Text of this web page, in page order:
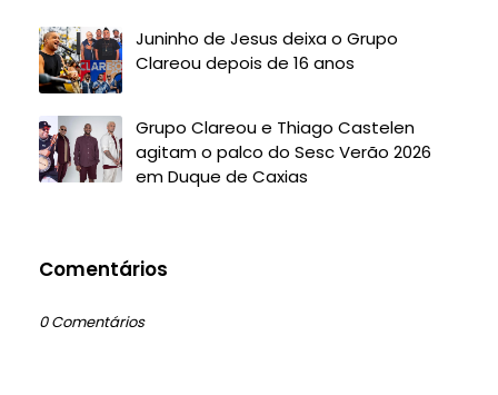
Juninho de Jesus deixa o Grupo
Clareou depois de 16 anos
Grupo Clareou e Thiago Castelen
agitam o palco do Sesc Verão 2026
em Duque de Caxias
Comentários
0 Comentários